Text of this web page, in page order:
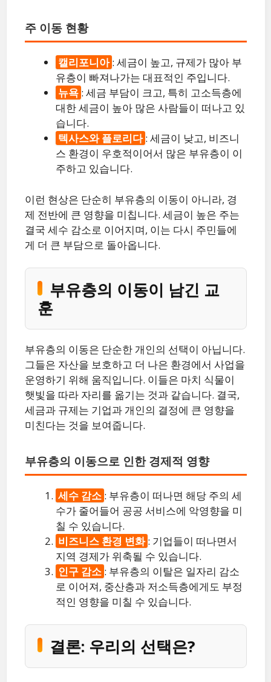
주 이동 현황
캘리포니아 : 세금이 높고, 규제가 많아 부
유층이 빠져나가는 대표적인 주입니다.
뉴욕 : 세금 부담이 크고, 특히 고소득층에
대한 세금이 높아 많은 사람들이 떠나고 있
습니다.
텍사스와 플로리다 : 세금이 낮고, 비즈니
스 환경이 우호적이어서 많은 부유층이 이
주하고 있습니다.
이런 현상은 단순히 부유층의 이동이 아니라, 경
제 전반에 큰 영향을 미칩니다. 세금이 높은 주는
결국 세수 감소로 이어지며, 이는 다시 주민들에
게 더 큰 부담으로 돌아옵니다.
부유층의 이동이 남긴 교
훈
부유층의 이동은 단순한 개인의 선택이 아닙니다.
그들은 자산을 보호하고 더 나은 환경에서 사업을
운영하기 위해 움직입니다. 이들은 마치 식물이
햇빛을 따라 자리를 옮기는 것과 같습니다. 결국,
세금과 규제는 기업과 개인의 결정에 큰 영향을
미친다는 것을 보여줍니다.
부유층의 이동으로 인한 경제적 영향
세수 감소 : 부유층이 떠나면 해당 주의 세
수가 줄어들어 공공 서비스에 악영향을 미
칠 수 있습니다.
비즈니스 환경 변화 : 기업들이 떠나면서
지역 경제가 위축될 수 있습니다.
인구 감소 : 부유층의 이탈은 일자리 감소
로 이어져, 중산층과 저소득층에게도 부정
적인 영향을 미칠 수 있습니다.
결론: 우리의 선택은?